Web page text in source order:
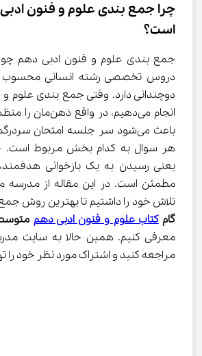
چرا جمع بندی علوم و فنون
است؟
جمع بندی علوم و فنون ادبی دهم
دوچندانی دارد. وقتی جمع بندی علوم و
باعث می‌شود سر جلسه امتحان
یعنی رسیدن به یک بازخوانی
مطمئن است. در این مقاله از مدرسه
تلاش خود را داشتیم تا بهترین روش جمع‌بندی
گام کتاب علوم و فنون ادبی دهم
معرفی کنیم. همین حالا به سایت
مراجعه کنید و اشتراک مورد نظر خود را